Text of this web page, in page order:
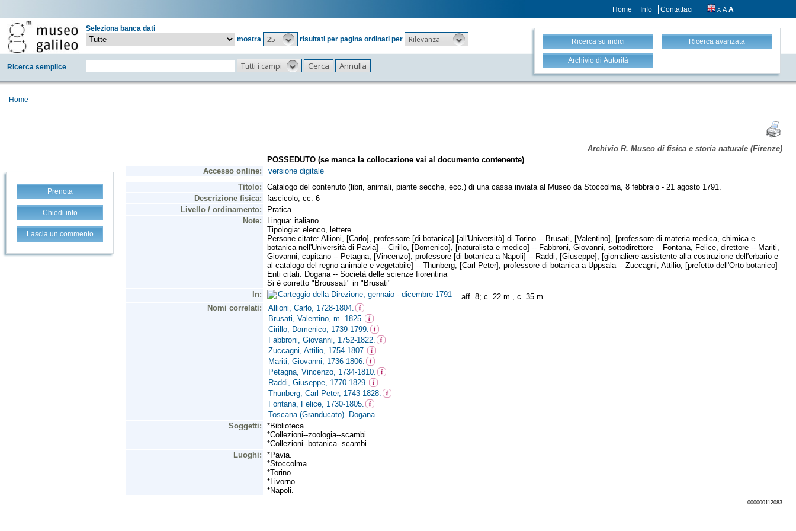
Home Info Contattaci A A A
Seleziona banca dati
mostra
25 risultati per pagina ordinati per Rilevanza
Ricerca semplice Tutti i campi
Ricerca su indici Ricerca avanzata
Archivio di Autorità
Home
Prenota
Chiedi info
Lascia un commento